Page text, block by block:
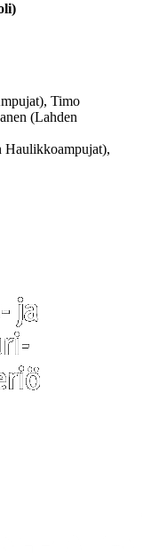
Timo
(Lahden
Haulikkoampujat),